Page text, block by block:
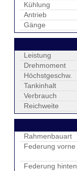
Kühlung
Antrieb
Gänge
Leistung
Drehmoment
Höchstgeschw.
Tankinhalt
Verbrauch
Reichweite
Rahmenbauart
Federung vorne
Federung hinten